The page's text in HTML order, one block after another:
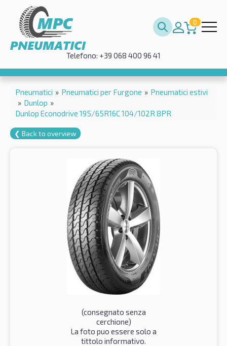
0
Telefono: +39 068 400 96 41
Pneumatici » Pneumatici per Furgone » Pneumatici estivi
» Dunlop »
Dunlop Econodrive 195/65R16C 104/102R 8PR
❮ Back to overview
(consegnato senza
cerchione)
La foto puo essere solo a
tittolo informativo.